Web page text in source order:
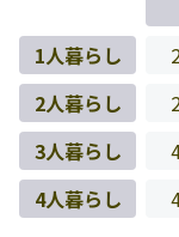
1人暮らし
2人暮らし
3人暮らし
4人暮らし